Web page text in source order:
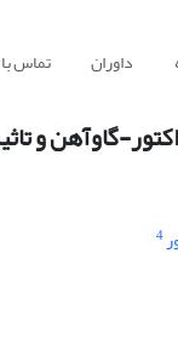
داوران تماس
گاوآهن و
4